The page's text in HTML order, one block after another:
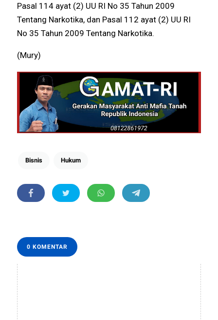
Pasal 114 ayat (2) UU RI No 35 Tahun 2009
Tentang Narkotika, dan Pasal 112 ayat (2) UU RI
No 35 Tahun 2009 Tentang Narkotika.
(Mury)
Bisnis Hukum
0 KOMENTAR